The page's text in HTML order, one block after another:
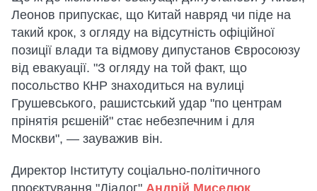
Леонов припускає, що Китай навряд чи піде на
такий крок, з огляду на відсутність офіційної
позиції влади та відмову дипустанов Євросоюзу
від евакуації. "З огляду на той факт, що
посольство КНР знаходиться на вулиці
Грушевського, рашистський удар "по центрам
прінятія рєшеній" стає небезпечним і для
Москви", — зауважив він.
Директор Інституту соціально-політичного
проєктування "Діалог" Андрій Миселюк